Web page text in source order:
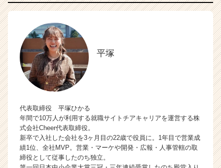
平塚
代表取締役 平塚ひかる
年間で10万人が利用する就職サイトチアキャリアを運営する株
式会社Cheer代表取締役。
新卒で入社した会社を3ヶ月目の22歳で役員に。1年目で営業成
績1位、全社MVP。営業・マーケや開発・広報・人事管轄の取
締役として従事したのち独立。